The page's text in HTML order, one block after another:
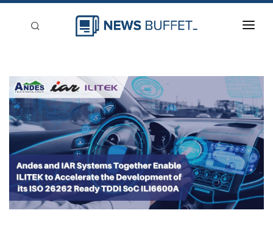
新聞稿分類
登入
刊登